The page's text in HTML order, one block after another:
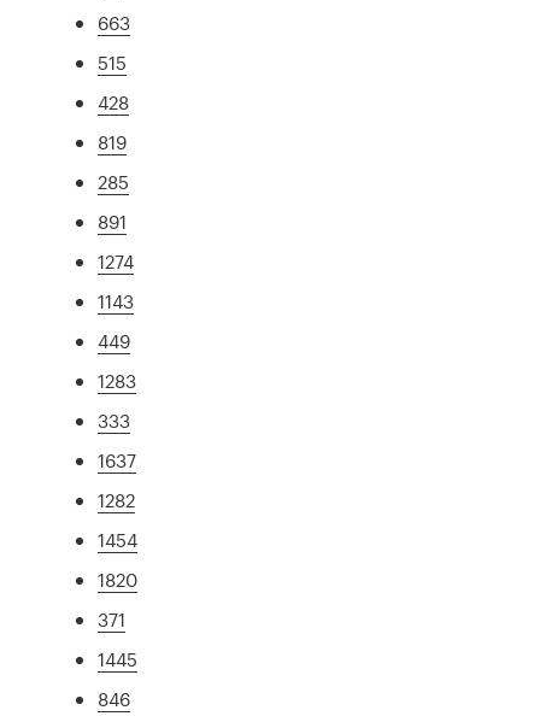
663
515
428
819
285
891
1274
1143
449
1283
333
1637
1282
1454
1820
371
1445
846